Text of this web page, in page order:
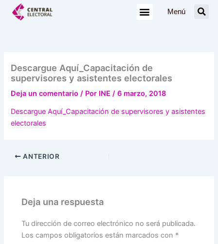
Menú
Descargue Aquí_Capacitación de
supervisores y asistentes electorales
Deja un comentario / Por INE/6 marzo, 2018
Descargue Aquí_Capacitación de supervisores y asistentes
electorales
ANTERIOR
Deja una respuesta
Tu dirección de correo electrónico no será publicada.
Los campos obligatorios están marcados con *